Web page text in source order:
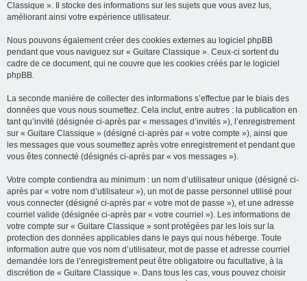
Classique ». Il stocke des informations sur les sujets que vous avez lus,
améliorant ainsi votre expérience utilisateur.
Nous pouvons également créer des cookies externes au logiciel phpBB
pendant que vous naviguez sur « Guitare Classique ». Ceux-ci sortent du
cadre de ce document, qui ne couvre que les cookies créés par le logiciel
phpBB.
La seconde manière de collecter des informations s’effectue par le biais des
données que vous nous soumettez. Cela inclut, entre autres : la publication en
tant qu’invité (désignée ci-après par « messages d’invités »), l’enregistrement
sur « Guitare Classique » (désigné ci-après par « votre compte »), ainsi que
les messages que vous soumettez après votre enregistrement et pendant que
vous êtes connecté (désignés ci-après par « vos messages »).
Votre compte contiendra au minimum : un nom d’utilisateur unique (désigné ci-
après par « votre nom d’utilisateur »), un mot de passe personnel utilisé pour
vous connecter (désigné ci-après par « votre mot de passe »), et une adresse
courriel valide (désignée ci-après par « votre courriel »). Les informations de
votre compte sur « Guitare Classique » sont protégées par les lois sur la
protection des données applicables dans le pays qui nous héberge. Toute
information autre que vos nom d’utilisateur, mot de passe et adresse courriel
demandée lors de l’enregistrement peut être obligatoire ou facultative, à la
discrétion de « Guitare Classique ». Dans tous les cas, vous pouvez choisir